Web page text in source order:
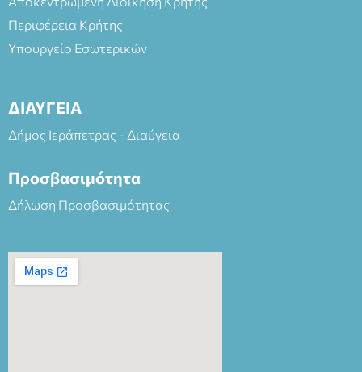
Περιφέρεια Κρήτης
Υπουργείο Εσωτερικών
ΔΙΑΥΓΕΙΑ
Δήμος Ιεράπετρας - Διαύγεια
Προσβασιμότητα
Δήλωση Προσβασιμότητας